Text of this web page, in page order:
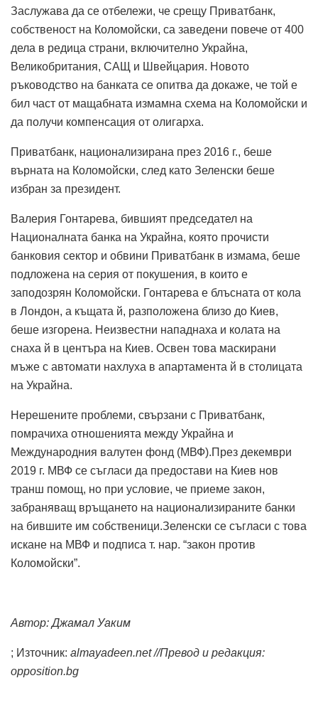
Заслужава да се отбележи, че срещу Приватбанк,
собственост на Коломойски, са заведени повече от 400
дела в редица страни, включително Украйна,
Великобритания, САЩ и Швейцария. Новото
ръководство на банката се опитва да докаже, че той е
бил част от мащабната измамна схема на Коломойски и
да получи компенсация от олигарха.
Приватбанк, национализирана през 2016 г., беше
върната на Коломойски, след като Зеленски беше
избран за президент.
Валерия Гонтарева, бившият председател на
Националната банка на Украйна, която прочисти
банковия сектор и обвини Приватбанк в измама, беше
подложена на серия от покушения, в които е
заподозрян Коломойски. Гонтарева е блъсната от кола
в Лондон, а къщата й, разположена близо до Киев,
беше изгорена. Неизвестни нападнаха и колата на
снаха й в центъра на Киев. Освен това маскирани
мъже с автомати нахлуха в апартамента й в столицата
на Украйна.
Нерешените проблеми, свързани с Приватбанк,
помрачиха отношенията между Украйна и
Международния валутен фонд (МВФ).През декември
2019 г. МВФ се съгласи да предостави на Киев нов
транш помощ, но при условие, че приеме закон,
забраняващ връщането на национализираните банки
на бившите им собственици.Зеленски се съгласи с това
искане на МВФ и подписа т. нар. “закон против
Коломойски”.
Автор: Джамал Уаким
; Източник: almayadeen.net //Превод и редакция:
opposition.bg